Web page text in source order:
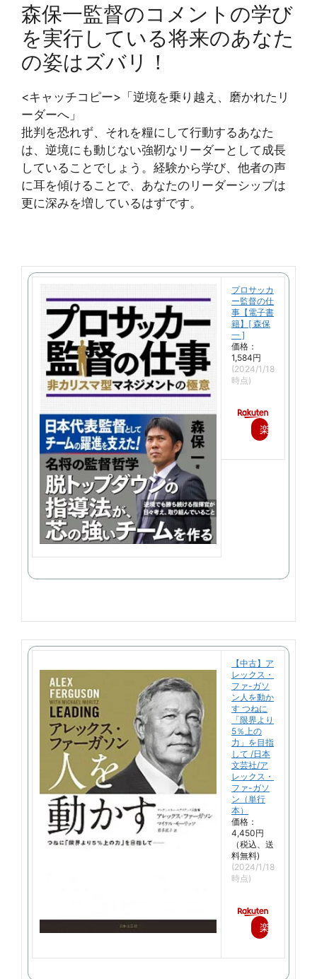
森保一監督のコメントの学び
を実行している将来のあなた
の姿はズバリ！
<キャッチコピー>「逆境を乗り越え、磨かれたリ
ーダーへ」
批判を恐れず、それを糧にして行動するあなた
は、逆境にも動じない強靭なリーダーとして成長
していることでしょう。経験から学び、他者の声
に耳を傾けることで、あなたのリーダーシップは
更に深みを増しているはずです。
プロサッカ
ー監督の仕
事【電子書
籍】[ 森保
一 ]
価格：
1,584円
(2024/1/18
時点)
楽
【中古】ア
レックス・
ファ-ガソ
ン人を動か
す つねに
「限界より
5％上の
力」を目指
して /日本
文芸社/ア
レックス・
ファ-ガソ
ン（単行
本）
価格：
4,450円
（税込、送
料無料)
(2024/1/18
時点)
楽